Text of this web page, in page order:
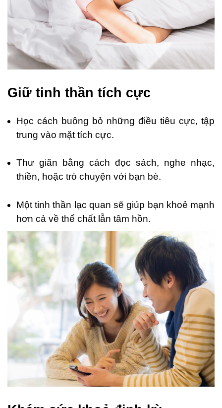
Giữ tinh thần tích cực
Học cách buông bỏ những điều tiêu cực, tập
trung vào mặt tích cực.
Thư giãn bằng cách đọc sách, nghe nhạc,
thiền, hoặc trò chuyện với bạn bè.
Một tinh thần lạc quan sẽ giúp bạn khoẻ mạnh
hơn cả về thể chất lẫn tâm hồn.